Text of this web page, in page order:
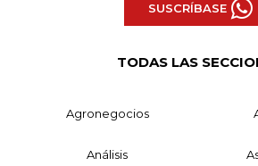
SUSCRÍBASE
TODAS LAS
Agronegocios
Análisis